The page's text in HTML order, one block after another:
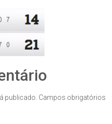
publicado. Campos obrigatórios